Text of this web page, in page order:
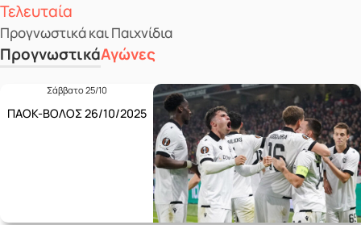
Τελευταία
Προγνωστικά και Παιχνίδια
ΠρογνωστικάΑγώνες
Σάββατο 25/10
ΠΑΟΚ-ΒΟΛΟΣ 26/10/2025